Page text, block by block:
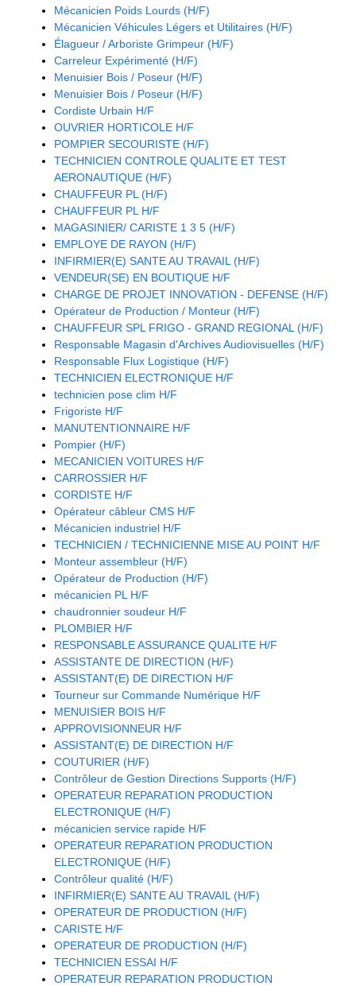
Mécanicien Poids Lourds (H/F)
Mécanicien Véhicules Légers et Utilitaires (H/F)
Élagueur / Arboriste Grimpeur (H/F)
Carreleur Expérimenté (H/F)
Menuisier Bois / Poseur (H/F)
Menuisier Bois / Poseur (H/F)
Cordiste Urbain H/F
OUVRIER HORTICOLE H/F
POMPIER SECOURISTE (H/F)
TECHNICIEN CONTROLE QUALITE ET TEST
AERONAUTIQUE (H/F)
CHAUFFEUR PL (H/F)
CHAUFFEUR PL H/F
MAGASINIER/ CARISTE 1 3 5 (H/F)
EMPLOYE DE RAYON (H/F)
INFIRMIER(E) SANTE AU TRAVAIL (H/F)
VENDEUR(SE) EN BOUTIQUE H/F
CHARGE DE PROJET INNOVATION - DEFENSE (H/F)
Opérateur de Production / Monteur (H/F)
CHAUFFEUR SPL FRIGO - GRAND REGIONAL (H/F)
Responsable Magasin d'Archives Audiovisuelles (H/F)
Responsable Flux Logistique (H/F)
TECHNICIEN ELECTRONIQUE H/F
technicien pose clim H/F
Frigoriste H/F
MANUTENTIONNAIRE H/F
Pompier (H/F)
MECANICIEN VOITURES H/F
CARROSSIER H/F
CORDISTE H/F
Opérateur câbleur CMS H/F
Mécanicien industriel H/F
TECHNICIEN / TECHNICIENNE MISE AU POINT H/F
Monteur assembleur (H/F)
Opérateur de Production (H/F)
mécanicien PL H/F
chaudronnier soudeur H/F
PLOMBIER H/F
RESPONSABLE ASSURANCE QUALITE H/F
ASSISTANTE DE DIRECTION (H/F)
ASSISTANT(E) DE DIRECTION H/F
Tourneur sur Commande Numérique H/F
MENUISIER BOIS H/F
APPROVISIONNEUR H/F
ASSISTANT(E) DE DIRECTION H/F
COUTURIER (H/F)
Contrôleur de Gestion Directions Supports (H/F)
OPERATEUR REPARATION PRODUCTION
ELECTRONIQUE (H/F)
mécanicien service rapide H/F
OPERATEUR REPARATION PRODUCTION
ELECTRONIQUE (H/F)
Contrôleur qualité (H/F)
INFIRMIER(E) SANTE AU TRAVAIL (H/F)
OPERATEUR DE PRODUCTION (H/F)
CARISTE H/F
OPERATEUR DE PRODUCTION (H/F)
TECHNICIEN ESSAI H/F
OPERATEUR REPARATION PRODUCTION